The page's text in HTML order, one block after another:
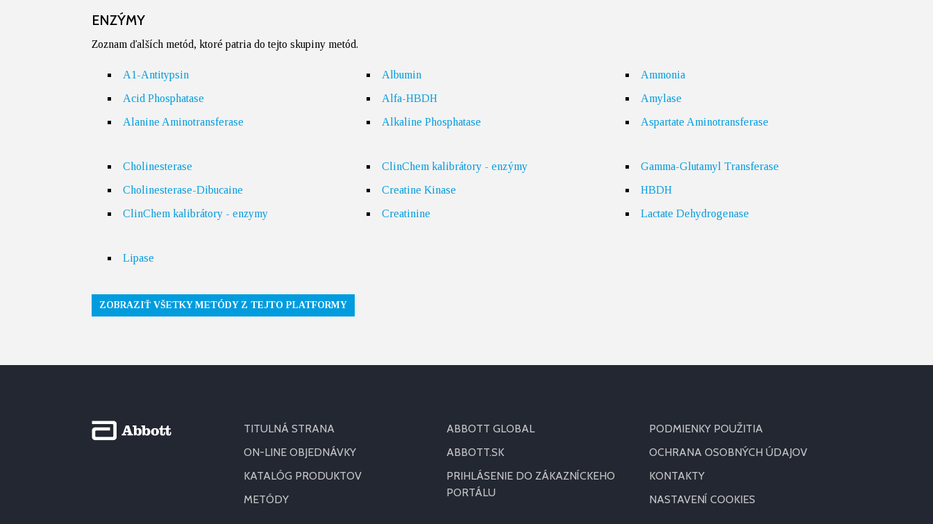
ENZÝMY
Zoznam ďalších metód, ktoré patria do tejto skupiny metód.
A1-Antitypsin
Acid Phosphatase
Alanine Aminotransferase
Albumin
Alfa-HBDH
Alkaline Phosphatase
Ammonia
Amylase
Aspartate Aminotransferase
Cholinesterase
Cholinesterase-Dibucaine
ClinChem kalibrátory - enzymy
ClinChem kalibrátory - enzýmy
Creatine Kinase
Creatinine
Gamma-Glutamyl Transferase
HBDH
Lactate Dehydrogenase
Lipase
ZOBRAZIŤ VŠETKY METÓDY Z TEJTO PLATFORMY
TITULNÁ STRANA
ON-LINE OBJEDNÁVKY
KATALÓG PRODUKTOV
METÓDY
ABBOTT GLOBAL
ABBOTT.SK
PRIHLÁSENIE DO ZÁKAZNÍCKEHO
PORTÁLU
PODMIENKY POUŽITIA
OCHRANA OSOBNÝCH ÚDAJOV
KONTAKTY
NASTAVENÍ COOKIES